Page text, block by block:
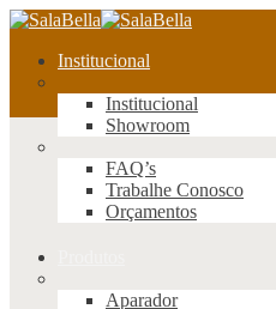
Institucional
Institucional
Showroom
FAQ’s
Trabalhe Conosco
Orçamentos
Aparador